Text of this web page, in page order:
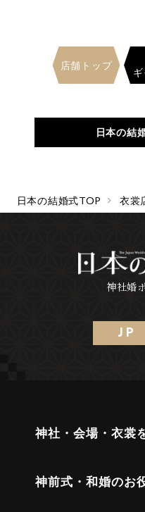
日本の結婚式TOP 衣裳
店舗トップ
日本の結
神社婚
J P
神社・会場・衣裳
神前式・和婚のお